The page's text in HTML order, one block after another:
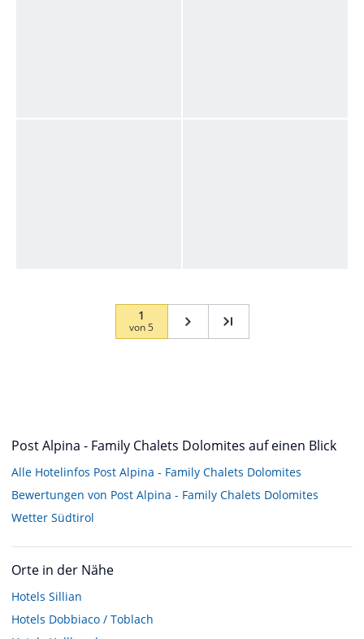
1
von5
Post Alpina - Family Chalets Dolomites auf einen Blick
Alle Hotelinfos Post Alpina - Family Chalets Dolomites
Bewertungen von Post Alpina - Family Chalets Dolomites
Wetter Südtirol
Orte in der Nähe
Hotels Sillian
Hotels Dobbiaco / Toblach